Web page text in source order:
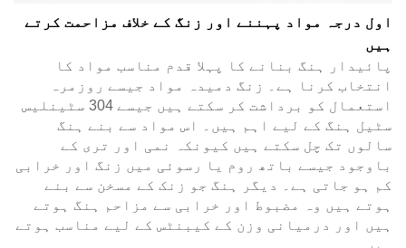
اول درجہ مواد پہننے اور زنگ کے خلاف مزاحمت کرتے
ہیں
پائیدار ہنگ بنانے کا پہلا قدم مناسب مواد کا
انتخاب کرنا ہے۔ زنگ دمیدہ مواد جیسے روزمرہ
استعمال کو برداشت کر سکتے ہیں جیسے 304 سٹینلیس
سٹیل ہنگ کے لیے اہم ہیں۔ اس مواد سے بنے ہنگ
سالوں تک چل سکتے ہیں کیونکہ نمی اور تری کے
باوجود جیسے باتھ روم یا رسوئی میں زنگ اور خرابی
کم ہو جاتی ہے۔ دیگر ہنگ جو زنک کے مسخن سے بنے
ہوتے ہیں وہ مضبوط اور خرابی سے مزاحم ہنگ ہوتے
ہیں اور درمیانی وزن کے کیبنٹس کے لیے مناسب ہوتے
ہیں۔